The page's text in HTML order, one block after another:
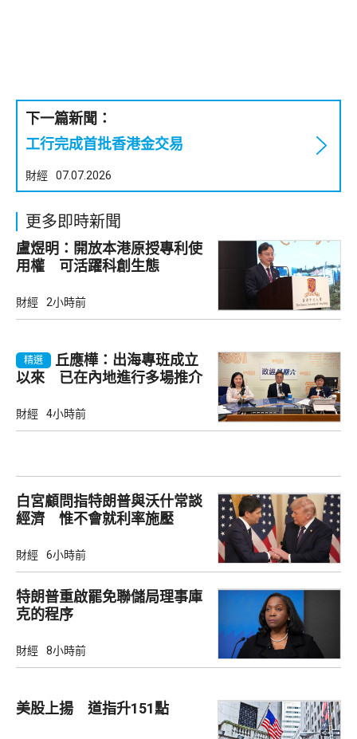
下一篇新聞：
工行完成首批香港金交易
財經 07.07.2026
更多即時新聞
盧煜明：開放本港原授專利使
用權 可活躍科創生態
財經 2小時前
精選
丘應樺：出海專班成立
以來 已在內地進行多場推介
財經 4小時前
白宮顧問指特朗普與沃什常談
經濟 惟不會就利率施壓
財經 6小時前
特朗普重啟罷免聯儲局理事庫
克的程序
財經 8小時前
美股上揚 道指升151點